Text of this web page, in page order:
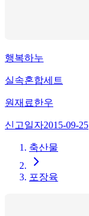
행복하누
실속혼합세트
원재료한우
신고일자2015-09-25
축산물
포장육